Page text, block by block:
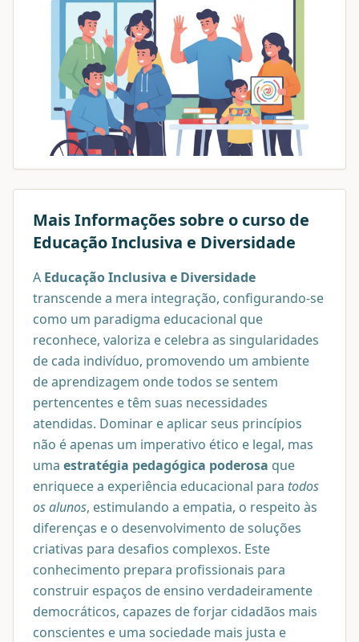
Mais Informações sobre o curso de
Educação Inclusiva e Diversidade
A Educação Inclusiva e Diversidade
transcende a mera integração, configurando-se
como um paradigma educacional que
reconhece, valoriza e celebra as singularidades
de cada indivíduo, promovendo um ambiente
de aprendizagem onde todos se sentem
pertencentes e têm suas necessidades
atendidas. Dominar e aplicar seus princípios
não é apenas um imperativo ético e legal, mas
uma estratégia pedagógica poderosa que
enriquece a experiência educacional para todos
os alunos, estimulando a empatia, o respeito às
diferenças e o desenvolvimento de soluções
criativas para desafios complexos. Este
conhecimento prepara profissionais para
construir espaços de ensino verdadeiramente
democráticos, capazes de forjar cidadãos mais
conscientes e uma sociedade mais justa e